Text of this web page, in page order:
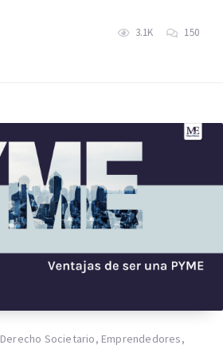
3.1K 150
Derecho Societario, Emprendedores,